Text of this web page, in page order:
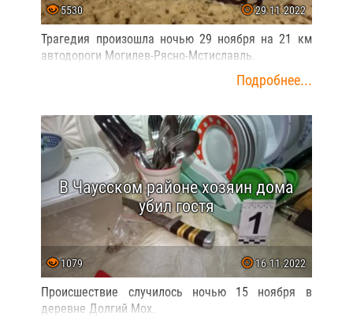
5530 29.11.2022
Трагедия произошла ночью 29 ноября на 21 км
автодороги Могилев-Рясно-Мстиславль.
Подробнее...
В Чаусском районе хозяин дома
убил гостя
1079 16.11.2022
Происшествие случилось ночью 15 ноября в
деревне Долгий Мох.